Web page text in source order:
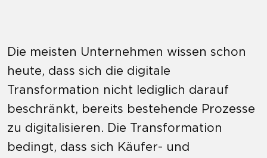
Die meisten Unternehmen wissen schon
heute, dass sich die digitale
Transformation nicht lediglich darauf
beschränkt, bereits bestehende Prozesse
zu digitalisieren. Die Transformation
bedingt, dass sich Käufer- und